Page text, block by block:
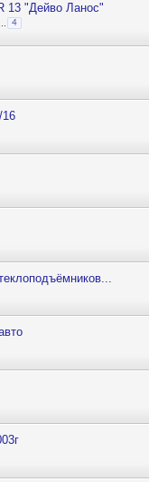
13 "Дейво Ланос"
4